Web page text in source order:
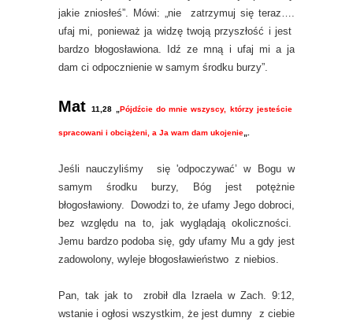
jakie zniosłeś”. Mówi: „nie zatrzymuj się teraz….
ufaj mi, ponieważ ja widzę twoją przyszłość i jest
bardzo błogosławiona. Idź ze mną i ufaj mi a ja
dam ci odpocznienie w samym środku burzy”.
Mat11,28 „ Pójdźcie do mnie wszyscy, którzy jesteście
spracowani i obciążeni, a Ja wam dam ukojenie
Jeśli nauczyliśmy się 'odpoczywać’ w Bogu w
samym środku burzy, Bóg jest potężnie
błogosławiony. Dowodzi to, że ufamy Jego dobroci,
bez względu na to, jak wyglądają okoliczności.
Jemu bardzo podoba się, gdy ufamy Mu a gdy jest
zadowolony, wyleje błogosławieństwo z niebios.
Pan, tak jak to zrobił dla Izraela w Zach. 9:12,
wstanie i ogłosi wszystkim, że jest dumny z ciebie